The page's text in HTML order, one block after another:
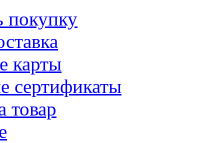
покупку
карты
сертификаты
товар